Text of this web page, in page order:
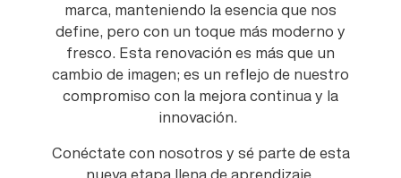
marca, manteniendo la esencia que nos
define, pero con un toque más moderno y
fresco. Esta renovación es más que un
cambio de imagen; es un reflejo de nuestro
compromiso con la mejora continua y la
innovación.
Conéctate con nosotros y sé parte de esta
nueva etapa llena de aprendizaje,